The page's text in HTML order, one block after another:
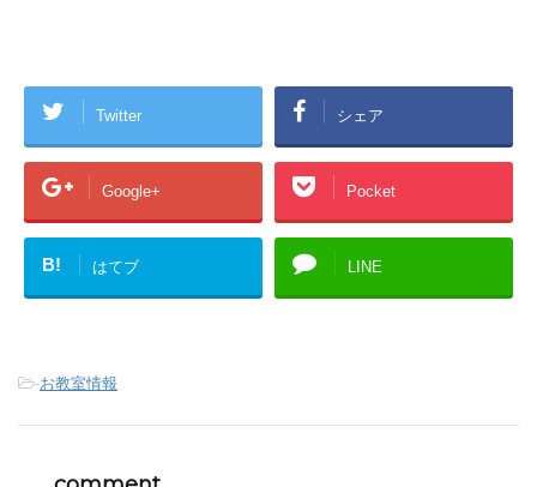
Twitter シェア
Google+ Pocket
B! はてブ LINE
-お教室情報